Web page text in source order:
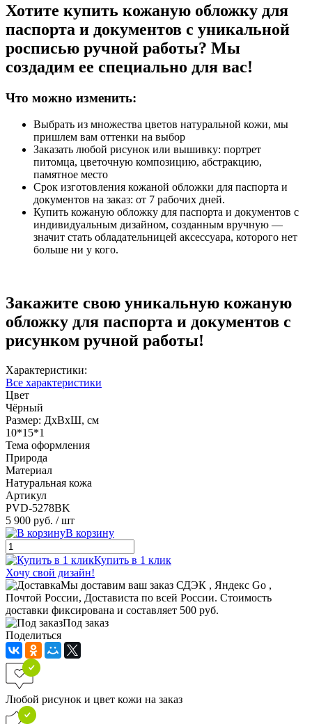
Хотите купить кожаную обложку для
паспорта и документов с уникальной
росписью ручной работы? Мы
создадим ее специально для вас!
Что можно изменить:
Выбрать из множества цветов натуральной кожи, мы
пришлем вам оттенки на выбор
Заказать любой рисунок или вышивку: портрет
питомца, цветочную композицию, абстракцию,
памятное место
Срок изготовления кожаной обложки для паспорта и
документов на заказ: от 7 рабочих дней.
Купить кожаную обложку для паспорта и документов с
индивидуальным дизайном, созданным вручную —
значит стать обладательницей аксессуара, которого нет
больше ни у кого.
Закажите свою уникальную кожаную
обложку для паспорта и документов с
рисунком ручной работы!
Характеристики:
Все характеристики
Цвет
Чёрный
Размер: ДхВхШ, см
10*15*1
Тема оформления
Природа
Материал
Натуральная кожа
Артикул
PVD-5278BK
5 900 руб. / шт
В корзину
Купить в 1 клик
Хочу свой дизайн!
Мы доставим ваш заказ СДЭК , Яндекс Go ,
Почтой России, Достависта по всей России. Стоимость
доставки фиксирована и составляет 500 руб.
Под заказ
Поделиться
Любой рисунок и цвет кожи на заказ